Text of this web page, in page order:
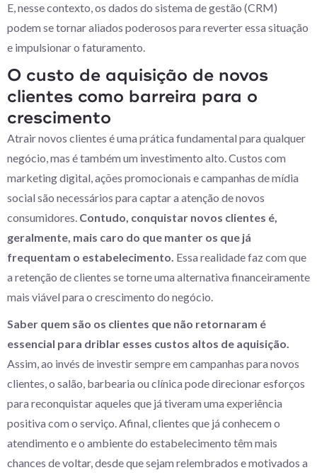
E, nesse contexto, os dados do sistema de gestão (CRM)
podem se tornar aliados poderosos para reverter essa situação
e impulsionar o faturamento.
O custo de aquisição de novos
clientes como barreira para o
crescimento
Atrair novos clientes é uma prática fundamental para qualquer
negócio, mas é também um investimento alto. Custos com
marketing digital, ações promocionais e campanhas de mídia
social são necessários para captar a atenção de novos
consumidores. Contudo, conquistar novos clientes é,
geralmente, mais caro do que manter os que já
frequentam o estabelecimento. Essa realidade faz com que
a retenção de clientes se torne uma alternativa financeiramente
mais viável para o crescimento do negócio.
Saber quem são os clientes que não retornaram é
essencial para driblar esses custos altos de aquisição.
Assim, ao invés de investir sempre em campanhas para novos
clientes, o salão, barbearia ou clínica pode direcionar esforços
para reconquistar aqueles que já tiveram uma experiência
positiva com o serviço. Afinal, clientes que já conhecem o
atendimento e o ambiente do estabelecimento têm mais
chances de voltar, desde que sejam relembrados e motivados a